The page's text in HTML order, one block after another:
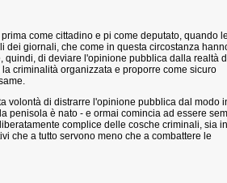
come cittadino e pi come deputato, quando
dei giornali, che come in questa circostanza
di deviare l'opinione pubblica dalla realtà
criminalità organizzata e proporre come sicuro
volontà di distrarre l'opinione pubblica dal modo
penisola è nato - e ormai comincia ad essere
complice delle cosche criminali, sia
che a tutto servono meno che a combattere le